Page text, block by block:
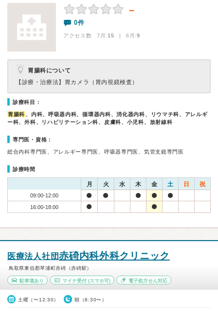
－
0件
アクセス数 7月:15 | 6月:9
胃腸科について
【診療・治療法】 胃カメラ（胃内視鏡検査）
診療科目：
胃腸科 、内科、呼吸器内科、循環器内科、消化器内科、リウマチ科、アレルギ
ー科、外科、リハビリテーション科、皮膚科、小児科、放射線科
専門医・資格：
総合内科専門医、アレルギー専門医、呼吸器専門医、気管支鏡専門医
診療時間
月 火 水 木 金 土 日 祝
09:00-12:00
16:00-18:00
医療法人社団赤碕内科外科クリニック
鳥取県東伯郡琴浦町赤碕（赤碕駅）
駐車場あり マイナ受付(スマホ可) 電子処方せん対応
土曜（〜12:30） 朝（8:30〜）